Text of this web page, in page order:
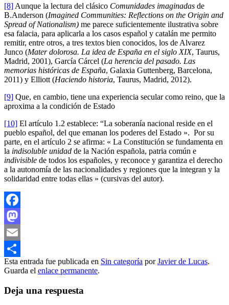
[8] Aunque la lectura del clásico Comunidades imaginadas de
B.Anderson (Imagined Communities: Reflections on the Origin and
Spread of Nationalism) me parece suficientemente ilustrativa sobre
esa falacia, para aplicarla a los casos español y catalán me permito
remitir, entre otros, a tres textos bien conocidos, los de Alvarez
Junco (Mater dolorosa. La idea de España en el siglo XIX, Taurus,
Madrid, 2001), García Cárcel (La herencia del pasado. Las
memorias históricas de España, Galaxia Guttenberg, Barcelona,
2011) y Elliott (Haciendo historia, Taurus, Madrid, 2012).
[9] Que, en cambio, tiene una experiencia secular como reino, que la
aproxima a la condición de Estado
[10] El artículo 1.2 establece: “La soberanía nacional reside en el
pueblo español, del que emanan los poderes del Estado ». Por su
parte, en el artículo 2 se afirma: « La Constitución se fundamenta en
la indisoluble unidad de la Nación española, patria común e
indivisible de todos los españoles, y reconoce y garantiza el derecho
a la autonomía de las nacionalidades y regiones que la integran y la
solidaridad entre todas ellas » (cursivas del autor).
Facebook
Mastodon
Email
Compartir
Esta entrada fue publicada en Sin categoría porJavier de Lucas.
Guarda el enlace permanente.
Deja una respuesta